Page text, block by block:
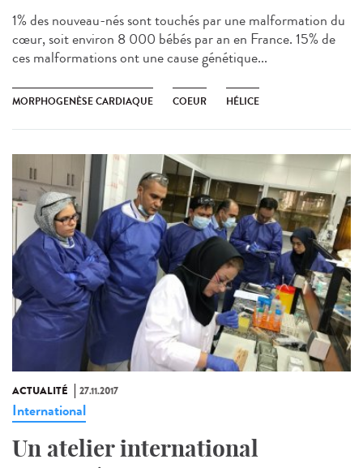
1% des nouveau-nés sont touchés par une malformation du
cœur, soit environ 8 000 bébés par an en France. 15% de
ces malformations ont une cause génétique...
MORPHOGENÈSE CARDIAQUE COEUR HÉLICE
ACTUALITÉ 27.11.2017
International
Un atelier international